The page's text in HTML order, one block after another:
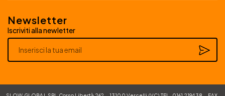
Newsletter
Iscriviti alla newletter